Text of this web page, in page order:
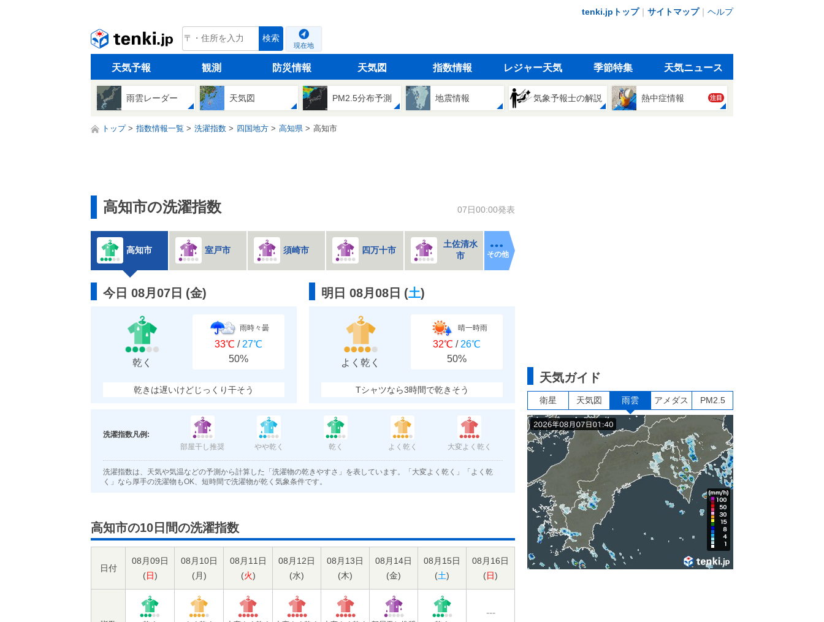
tenki.jpトップ｜ サイトマップ｜ ヘルプ
tenki.jp 検索
現在地
天気予報 観測 防災情報 天気図 指数情報 レジャー天気 季節特集 天気ニュース
雨雲レーダー 天気図 PM2.5分布予測 地震情報 気象予報士の解説 熱中症情報 注目
トップ 指数情報一覧 洗濯指数 四国地方 高知県 高知市
高知市の洗濯指数 07日00:00発表
高知市 室戸市 須崎市 四万十市
土佐清水
市
その他
今日 08月07日 (金)
乾く
雨時々曇
33℃ / 27℃
50%
乾きは遅いけどじっくり干そう
明日 08月08日 (土)
よく乾く
晴一時雨
32℃ / 26℃
50%
Tシャツなら3時間で乾きそう
洗濯指数凡例:
部屋干し推奨
やや乾く 乾く よく乾く 大変よく乾く
洗濯指数は、天気や気温などの予測から計算した「洗濯物の乾きやすさ」を表しています。「大変よく乾く」「よく乾
く」なら厚手の洗濯物もOK、短時間で洗濯物が乾く気象条件です。
高知市の10日間の洗濯指数
日付
08月09日
(日)
08月10日
(月)
08月11日
(火)
08月12日
(水)
08月13日
(木)
08月14日
(金)
08月15日
(土)
08月16日
(日)
---
天気ガイド
衛星 天気図 雨雲 アメダス PM2.5